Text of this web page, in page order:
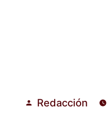
Publicado
Redacción